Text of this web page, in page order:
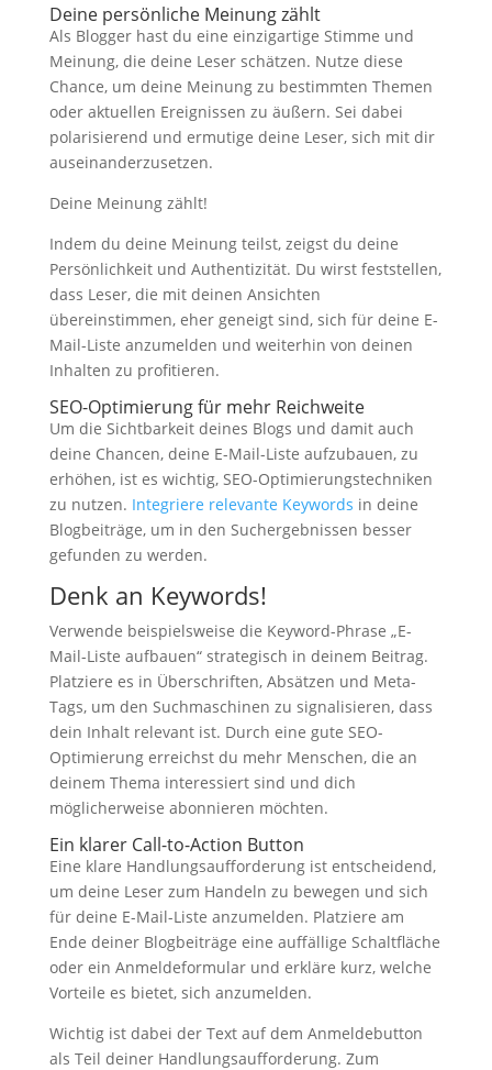
Deine persönliche Meinung zählt
Als Blogger hast du eine einzigartige Stimme und
Meinung, die deine Leser schätzen. Nutze diese
Chance, um deine Meinung zu bestimmten Themen
oder aktuellen Ereignissen zu äußern. Sei dabei
polarisierend und ermutige deine Leser, sich mit dir
auseinanderzusetzen.
Deine Meinung zählt!
Indem du deine Meinung teilst, zeigst du deine
Persönlichkeit und Authentizität. Du wirst feststellen,
dass Leser, die mit deinen Ansichten
übereinstimmen, eher geneigt sind, sich für deine E-
Mail-Liste anzumelden und weiterhin von deinen
Inhalten zu profitieren.
SEO-Optimierung für mehr Reichweite
Um die Sichtbarkeit deines Blogs und damit auch
deine Chancen, deine E-Mail-Liste aufzubauen, zu
erhöhen, ist es wichtig, SEO-Optimierungstechniken
zu nutzen. Integriere relevante Keywords in deine
Blogbeiträge, um in den Suchergebnissen besser
gefunden zu werden.
Denk an Keywords!
Verwende beispielsweise die Keyword-Phrase „E-
Mail-Liste aufbauen“ strategisch in deinem Beitrag.
Platziere es in Überschriften, Absätzen und Meta-
Tags, um den Suchmaschinen zu signalisieren, dass
dein Inhalt relevant ist. Durch eine gute SEO-
Optimierung erreichst du mehr Menschen, die an
deinem Thema interessiert sind und dich
möglicherweise abonnieren möchten.
Ein klarer Call-to-Action Button
Eine klare Handlungsaufforderung ist entscheidend,
um deine Leser zum Handeln zu bewegen und sich
für deine E-Mail-Liste anzumelden. Platziere am
Ende deiner Blogbeiträge eine auffällige Schaltfläche
oder ein Anmeldeformular und erkläre kurz, welche
Vorteile es bietet, sich anzumelden.
Wichtig ist dabei der Text auf dem Anmeldebutton
als Teil deiner Handlungsaufforderung. Zum